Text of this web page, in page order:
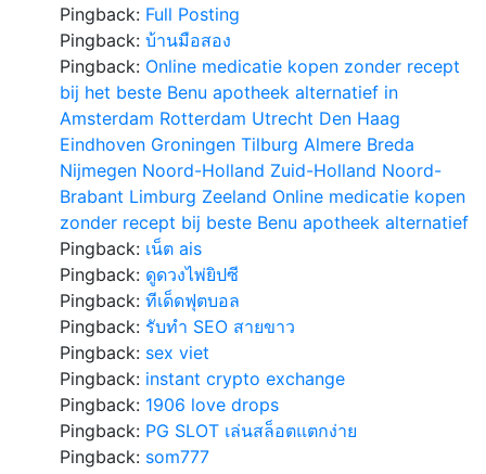
Pingback: Full Posting
Pingback: บ้านมือสอง
Pingback: Online medicatie kopen zonder recept
bij het beste Benu apotheek alternatief in
Amsterdam Rotterdam Utrecht Den Haag
Eindhoven Groningen Tilburg Almere Breda
Nijmegen Noord-Holland Zuid-Holland Noord-
Brabant Limburg Zeeland Online medicatie kopen
zonder recept bij beste Benu apotheek alternatief
Pingback: เน็ต ais
Pingback: ดูดวงไพ่ยิปซี
Pingback: ทีเด็ดฟุตบอล
Pingback: รับทำ SEO สายขาว
Pingback: sex viet
Pingback: instant crypto exchange
Pingback: 1906 love drops
Pingback: PG SLOT เล่นสล็อตแตกง่าย
Pingback: som777